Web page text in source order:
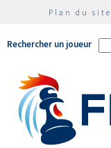
Plan du site
Rechercher un joueur